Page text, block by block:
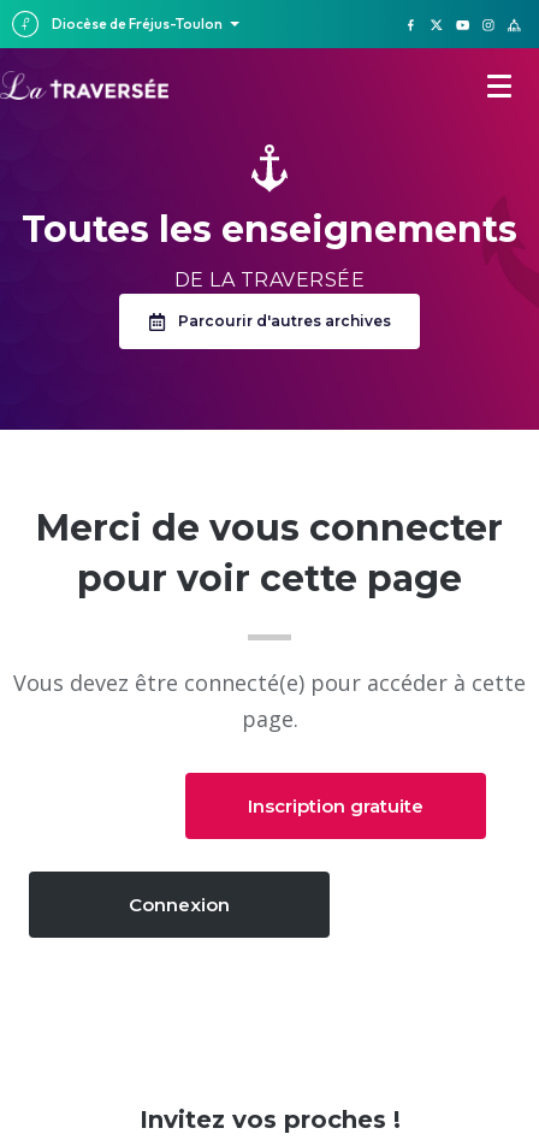
Diocèse de Fréjus-Toulon
Toutes les enseignements
DE LA TRAVERSÉE
Parcourir d'autres archives
Merci de vous connecter
pour voir cette page
Vous devez être connecté(e) pour accéder à cette
page.
Inscription gratuite
Connexion
Invitez vos proches !
Comment acquérir les vertus ?